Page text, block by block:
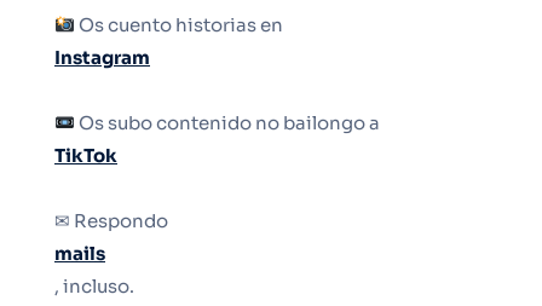
Os cuento historias en
Instagram
Os subo contenido no bailongo a
TikTok
✉ Respondo
mails
, incluso.